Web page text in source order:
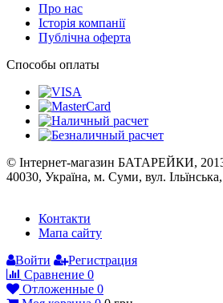
Про нас
Історія компанії
Публічна оферта
Способы оплаты
© Інтернет-магазин БАТАРЕЙКИ,
40030, Україна, м. Суми, вул.
Контакти
Мапа сайту
Войти
Регистрация
Сравнение 0
Отложенные 0